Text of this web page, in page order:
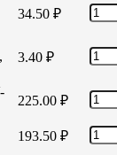
34.50 ₽
3.40 ₽
225.00 ₽
193.50 ₽